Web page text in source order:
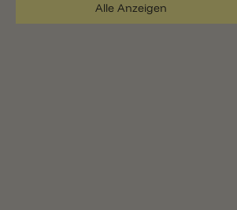
Alle Anzeigen